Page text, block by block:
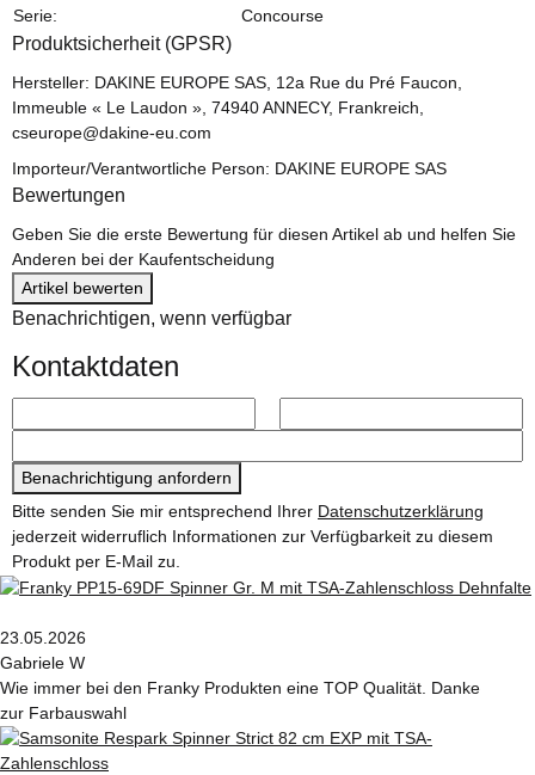
Serie:
Concourse
Produktsicherheit (GPSR)
Hersteller: DAKINE EUROPE SAS, 12a Rue du Pré Faucon,
Immeuble « Le Laudon », 74940 ANNECY, Frankreich,
cseurope@dakine-eu.com
Importeur/Verantwortliche Person: DAKINE EUROPE SAS
Bewertungen
Geben Sie die erste Bewertung für diesen Artikel ab und helfen Sie
Anderen bei der Kaufentscheidung
Artikel bewerten
Benachrichtigen, wenn verfügbar
Kontaktdaten
Benachrichtigung anfordern
Bitte senden Sie mir entsprechend Ihrer Datenschutzerklärung
jederzeit widerruflich Informationen zur Verfügbarkeit zu diesem
Produkt per E-Mail zu.
23.05.2026
Gabriele W
Wie immer bei den Franky Produkten eine TOP Qualität. Danke
zur Farbauswahl